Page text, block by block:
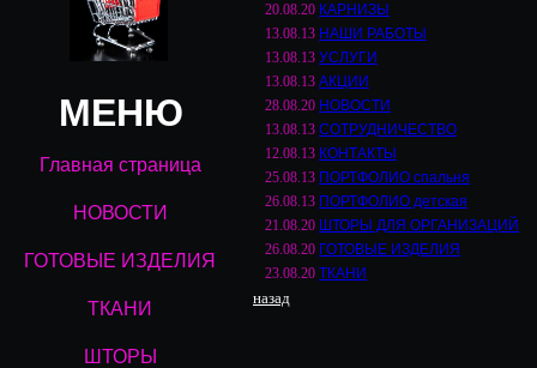
МЕНЮ
Главная страница
НОВОСТИ
ГОТОВЫЕ ИЗДЕЛИЯ
ТКАНИ
ШТОРЫ
20.08.20 КАРНИЗЫ
13.08.13 НАШИ РАБОТЫ
13.08.13 УСЛУГИ
13.08.13 АКЦИИ
28.08.20 НОВОСТИ
13.08.13 СОТРУДНИЧЕСТВО
12.08.13 КОНТАКТЫ
25.08.13 ПОРТФОЛИО спальня
26.08.13 ПОРТФОЛИО детская
21.08.20 ШТОРЫ ДЛЯ ОРГАНИЗАЦИЙ
26.08.20 ГОТОВЫЕ ИЗДЕЛИЯ
23.08.20 ТКАНИ
назад